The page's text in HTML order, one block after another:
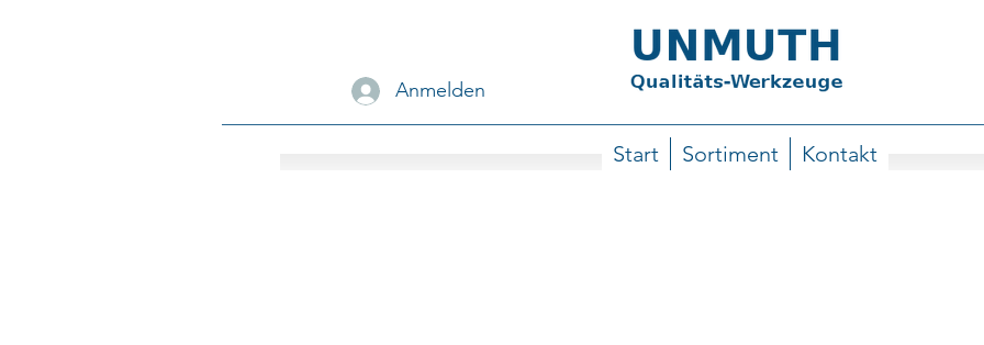
Anmelden
Start Sortiment Kontakt